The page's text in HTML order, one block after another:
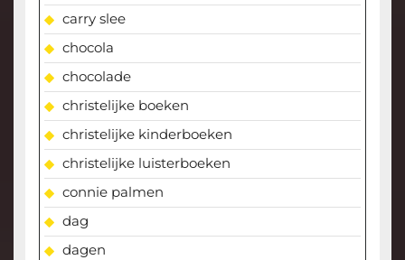
carry slee
chocola
chocolade
christelijke boeken
christelijke kinderboeken
christelijke luisterboeken
connie palmen
dag
dagen